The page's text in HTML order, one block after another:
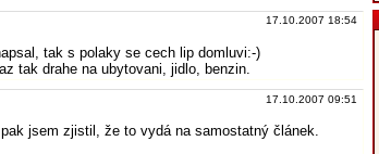
17.10.2007 18:54
tak s polaky se cech lip domluvi:-)
tak drahe na ubytovani, jidlo, benzin.
17.10.2007 09:51
jsem zjistil, že to vydá na samostatný článek.